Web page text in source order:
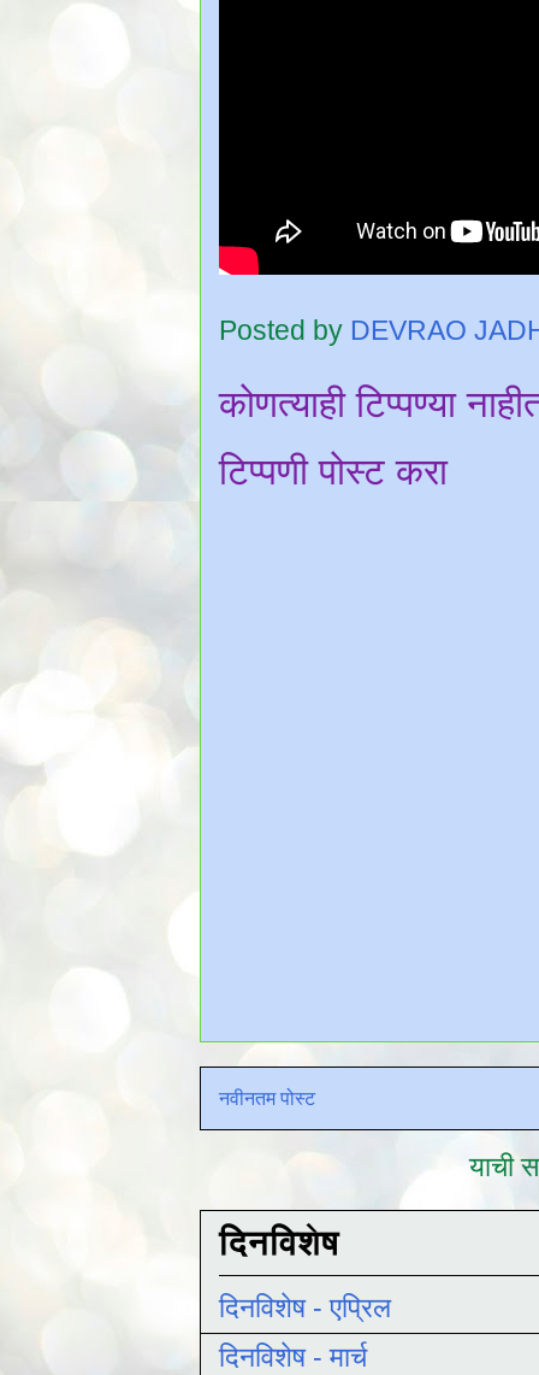
Posted by DEVRAO
कोणत्याही टिप्पण्‍या
टिप्पणी पोस्ट करा
नवीनतम पोस्ट
याची
दिनविशेष
दिनविशेष - एप्रिल
दिनविशेष - मार्च